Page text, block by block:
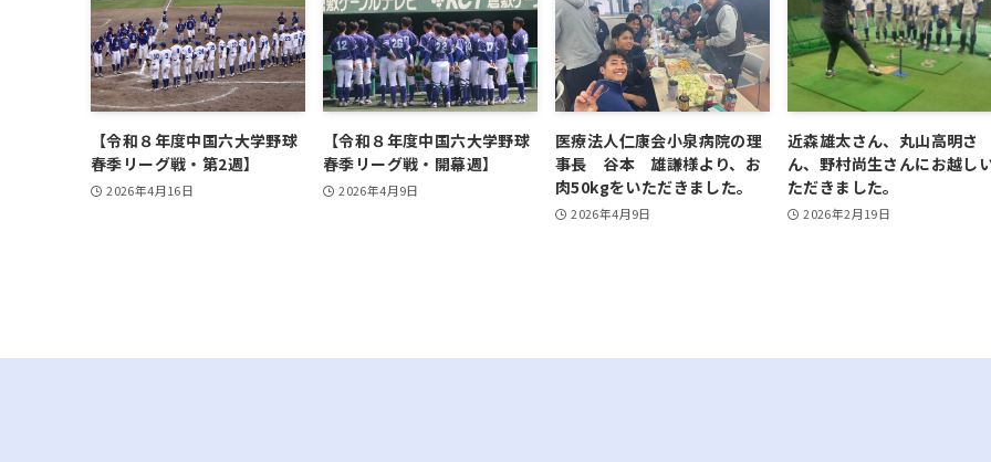
【令和８年度中国六大学野球
春季リーグ戦・第2週】
2026年4月16日
【令和８年度中国六大学野球
春季リーグ戦・開幕週】
2026年4月9日
医療法人仁康会小泉病院の理
事長 谷本 雄謙様より、お
肉50kgをいただきました。
2026年4月9日
近森雄太さん、丸山高明さ
ん、野村尚生さんにお越し
ただきました。
2026年2月19日